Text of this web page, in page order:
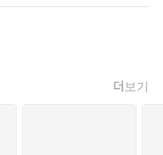
더보기